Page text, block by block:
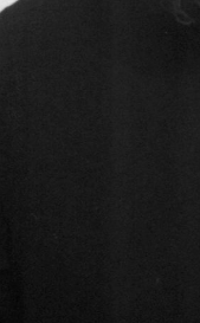
Один из старейших
Вопрос о времени
старостой храма
храме, носящем имя
речь идет о
купчихой П гильдии